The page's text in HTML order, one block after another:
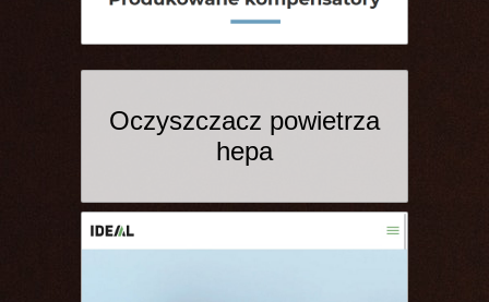
Oczyszczacz powietrza
hepa